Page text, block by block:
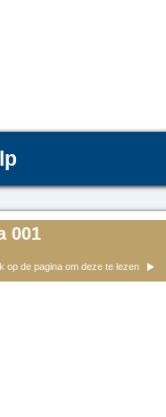
001
op de pagina om deze te lezen